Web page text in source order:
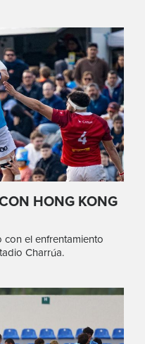
HONG KONG
con el enfrentamiento
Charrúa.